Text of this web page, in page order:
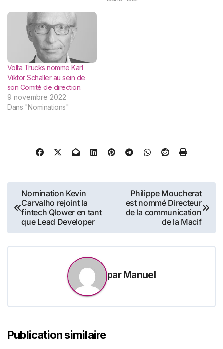
Volta Trucks nomme Karl
Viktor Schaller au sein de
son Comité de direction.
9 novembre 2022
Dans "Nominations"
Navigation
de
l’article
Nomination Kevin
Carvalho rejoint la
fintech Qlower en tant
que Lead Developer
Philippe Moucherat
est nommé Directeur
de la communication
de la Macif
parManuel
Publication similaire